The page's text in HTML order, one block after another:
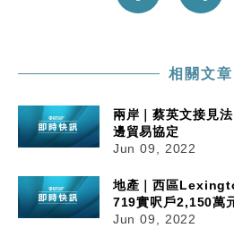
相關文章
兩岸｜蔡英文接見
邊貿易協定
Jun 09, 2022
地產｜西區
719實呎戶2,150萬
Jun 09, 2022